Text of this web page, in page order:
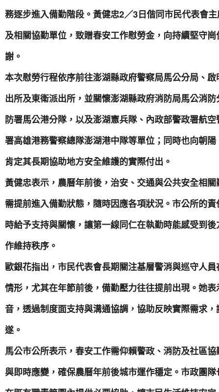
務逐步進入備勤階段。黃健忠2／3日偕同市民代表會
及相關協勤單位，致贈春安工作慰勞金，向持續堅守
謝。
本次慰勞行程依序前往澎湖縣政府警察局馬公分局、
出所及東衛派出所，並關懷澎湖縣政府消防局馬公消
防署馬公港分隊，以及澎湖憲兵隊、內政部警政署航
署高雄港務警察總隊澎湖港中隊等單位；同時也向朝
肯定其長期協助地方安全維護的實際付出。
黃健忠表示，農曆年前後，治安、交通與公共安全相
需提前進入備勤狀態，隨時因應各項狀況。市公所的
時給予支持與關懷，讓第一線同仁在執勤時能感受到
作維持秩序。
歐銀花指出，市民代表會長期關注基層警消與巡守人
情形，尤其在年節前後，備勤壓力往往提前出現。她
音，透過制度面支持與溝通協調，協助反映實際需求
遂。
馬公市公所表示，春安工作需仰賴警政、消防及社區
與即時應變，確保農曆年前後城市運作穩定。市政團